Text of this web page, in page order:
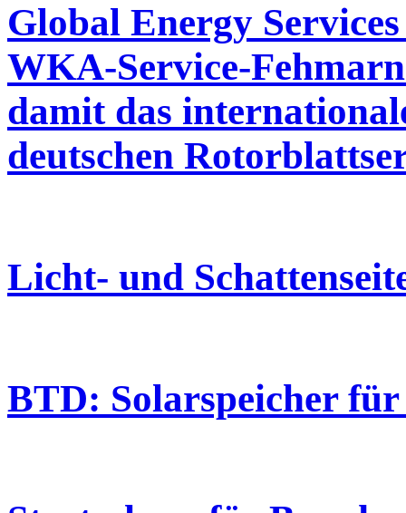
Global Energy
WKA-Service-
damit das
deutschen
Licht- und
BTD: Solarspeicher